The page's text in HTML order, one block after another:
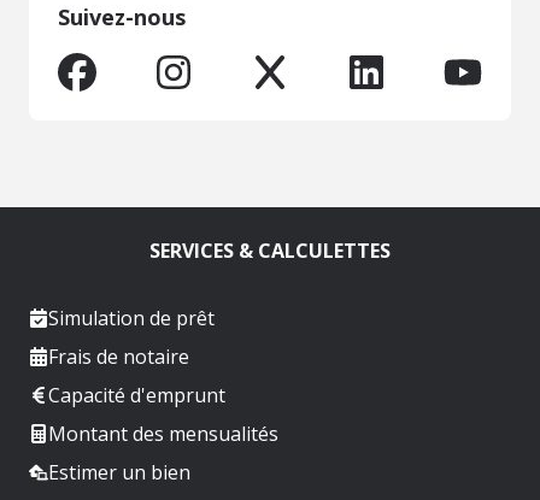
Suivez-nous
SERVICES & CALCULETTES
Simulation de prêt
Frais de notaire
Capacité d'emprunt
Montant des mensualités
Estimer un bien